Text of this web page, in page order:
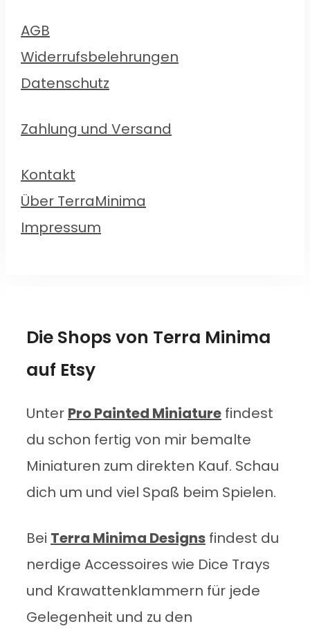
AGB
Widerrufsbelehrungen
Datenschutz
Zahlung und Versand
Kontakt
Über TerraMinima
Impressum
Die Shops von Terra Minima
auf Etsy
Unter Pro Painted Miniature findest
du schon fertig von mir bemalte
Miniaturen zum direkten Kauf. Schau
dich um und viel Spaß beim Spielen.
Bei Terra Minima Designs findest du
nerdige Accessoires wie Dice Trays
und Krawattenklammern für jede
Gelegenheit und zu den